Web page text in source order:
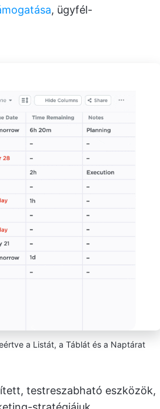
, ügyfél-
a Listát, a Táblát és a Naptárat
testreszabható eszközök,